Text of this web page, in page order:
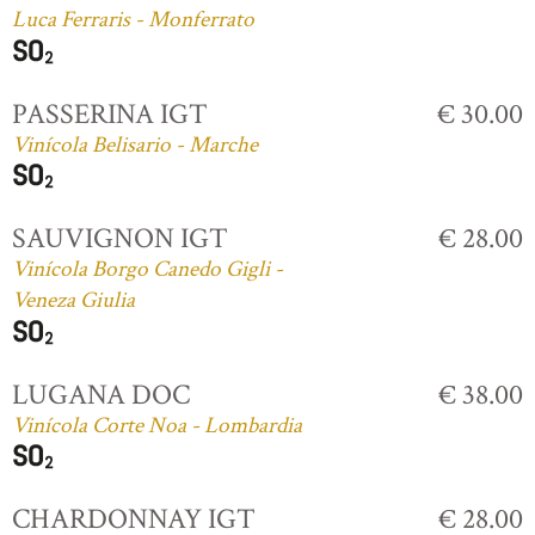
Luca Ferraris - Monferrato
PASSERINA IGT
Vinícola Belisario - Marche
€ 30.00
SAUVIGNON IGT
Vinícola Borgo Canedo Gigli -
Veneza Giulia
€ 28.00
LUGANA DOC
Vinícola Corte Noa - Lombardia
€ 38.00
CHARDONNAY IGT € 28.00